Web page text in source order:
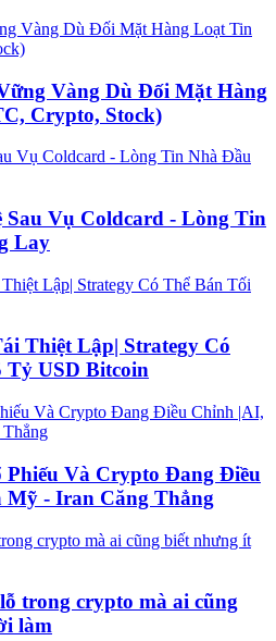
Vàng Dù Đối Mặt Hàng
Crypto, Stock)
Vụ Coldcard - Lòng Tin
Lay
Thiệt Lập| Strategy Có
Tỷ USD Bitcoin
Và Crypto Đang Điều
Mỹ - Iran Căng Thẳng
trong crypto mà ai cũng
làm